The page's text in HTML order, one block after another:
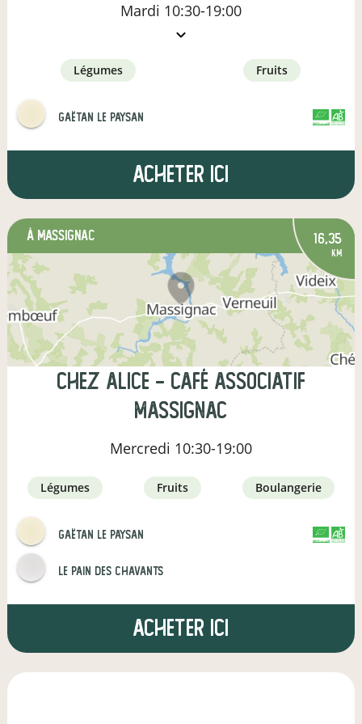
Mardi 10:30-19:00
légumes fruits
Gaëtan le paysan
Acheter ici
à Massignac 16,35
km
Chez Alice - café associatif
Massignac
Mercredi 10:30-19:00
légumes fruits boulangerie
Gaëtan le paysan
Le pain des Chavants
Acheter ici